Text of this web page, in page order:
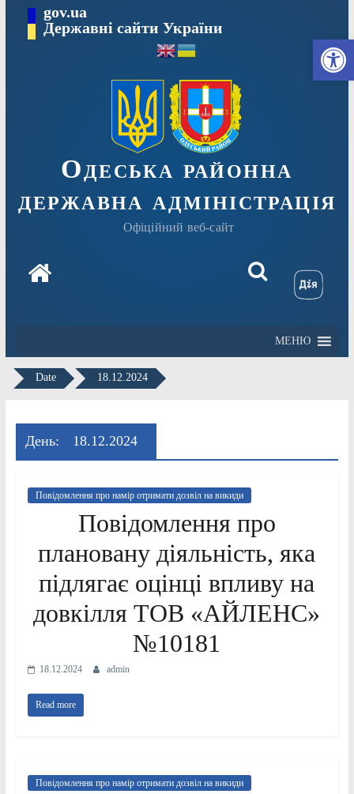
Перейтиgov.ua
Державні сайти України
Одеська районна
державна адміністрація
Офіційний веб-сайт
МЕНЮ
Date 18.12.2024
День: 18.12.2024
Повідомлення про намір отримати дозвіл на викиди
Повідомлення про
плановану діяльність, яка
підлягає оцінці впливу на
довкілля ТОВ «АЙЛЕНС»
№10181
18.12.2024 admin
Read more
Повідомлення про намір отримати дозвіл на викиди